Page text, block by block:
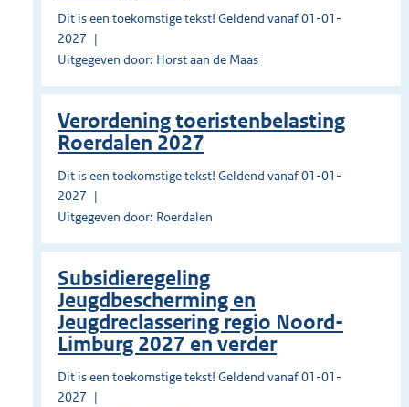
Dit is een toekomstige tekst! Geldend vanaf 01-01-
2027
Uitgegeven door: Horst aan de Maas
Verordening toeristenbelasting
Roerdalen 2027
Dit is een toekomstige tekst! Geldend vanaf 01-01-
2027
Uitgegeven door: Roerdalen
Subsidieregeling
Jeugdbescherming en
Jeugdreclassering regio Noord-
Limburg 2027 en verder
Dit is een toekomstige tekst! Geldend vanaf 01-01-
2027